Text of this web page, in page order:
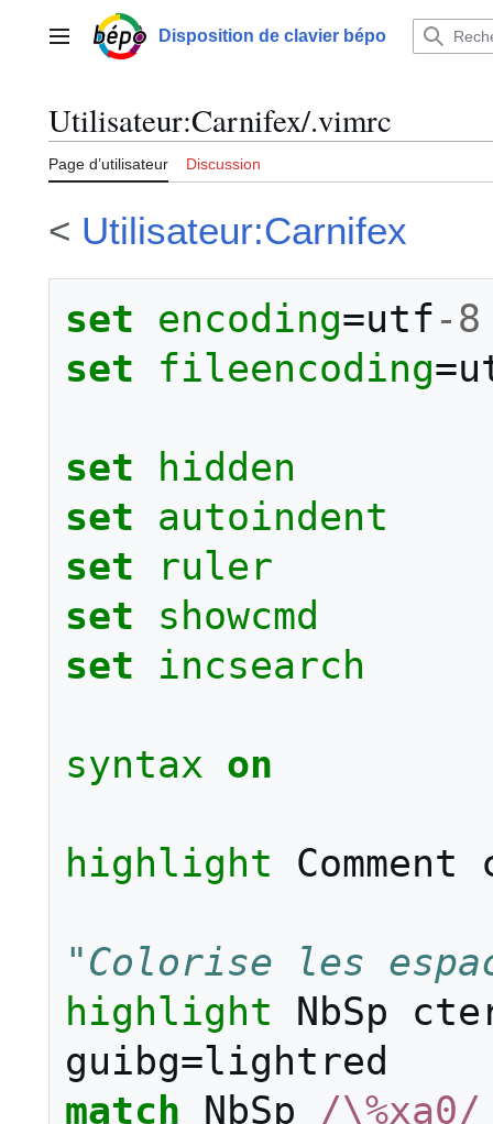
contenuMenu principalDisposition de clavier bépo
Utilisateur:Carnifex/.vimrc
Page d’utilisateur Discussion
< Utilisateur:Carnifex
set encoding=utf -8
set
fileencoding=
set
hidden
set
autoindent
set
ruler
set
showcmd
set
incsearch
syntax on
highlight
"Colorise les
highlight NbSp
guibg=
match NbSp /\%xa0/